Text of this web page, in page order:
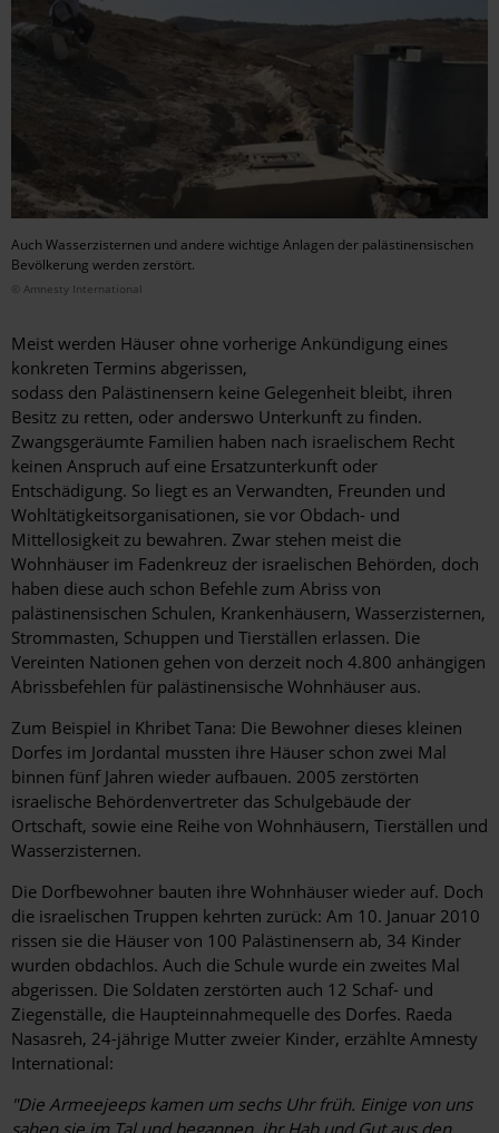
Auch Wasserzisternen und andere wichtige Anlagen der palästinensischen
Bevölkerung werden zerstört.
© Amnesty International
Meist werden Häuser ohne vorherige Ankündigung eines
konkreten Termins abgerissen,
sodass den Palästinensern keine Gelegenheit bleibt, ihren
Besitz zu retten, oder anderswo Unterkunft zu finden.
Zwangsgeräumte Familien haben nach israelischem Recht
keinen Anspruch auf eine Ersatzunterkunft oder
Entschädigung. So liegt es an Verwandten, Freunden und
Wohltätigkeitsorganisationen, sie vor Obdach- und
Mittellosigkeit zu bewahren. Zwar stehen meist die
Wohnhäuser im Fadenkreuz der israelischen Behörden, doch
haben diese auch schon Befehle zum Abriss von
palästinensischen Schulen, Krankenhäusern, Wasserzisternen,
Strommasten, Schuppen und Tierställen erlassen. Die
Vereinten Nationen gehen von derzeit noch 4.800 anhängigen
Abrissbefehlen für palästinensische Wohnhäuser aus.
Zum Beispiel in Khribet Tana: Die Bewohner dieses kleinen
Dorfes im Jordantal mussten ihre Häuser schon zwei Mal
binnen fünf Jahren wieder aufbauen. 2005 zerstörten
israelische Behördenvertreter das Schulgebäude der
Ortschaft, sowie eine Reihe von Wohnhäusern, Tierställen und
Wasserzisternen.
Die Dorfbewohner bauten ihre Wohnhäuser wieder auf. Doch
die israelischen Truppen kehrten zurück: Am 10. Januar 2010
rissen sie die Häuser von 100 Palästinensern ab, 34 Kinder
wurden obdachlos. Auch die Schule wurde ein zweites Mal
abgerissen. Die Soldaten zerstörten auch 12 Schaf- und
Ziegenställe, die Haupteinnahmequelle des Dorfes. Raeda
Nasasreh, 24-jährige Mutter zweier Kinder, erzählte Amnesty
International:
"Die Armeejeeps kamen um sechs Uhr früh. Einige von uns